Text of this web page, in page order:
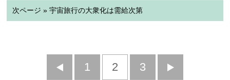
次ページ » 宇宙旅行の大衆化は需給次第
前
1 2 3